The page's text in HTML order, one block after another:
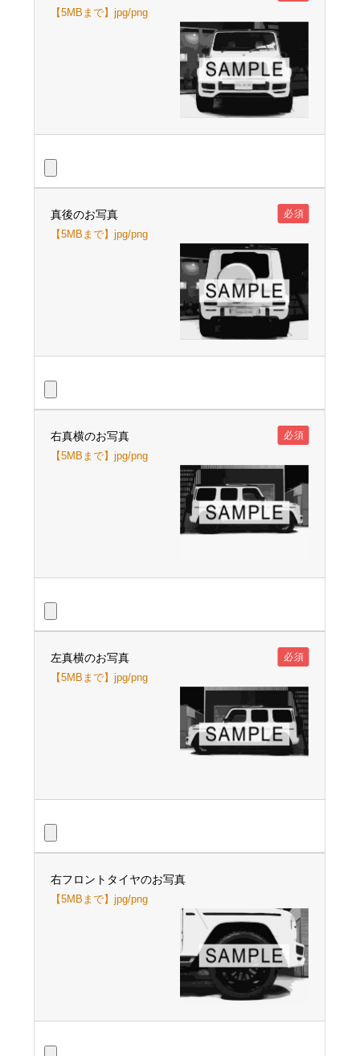
【5MBまで】jpg/png
真後のお写真 必須
【5MBまで】jpg/png
右真横のお写真 必須
【5MBまで】jpg/png
左真横のお写真 必須
【5MBまで】jpg/png
右フロントタイヤのお写真
【5MBまで】jpg/png